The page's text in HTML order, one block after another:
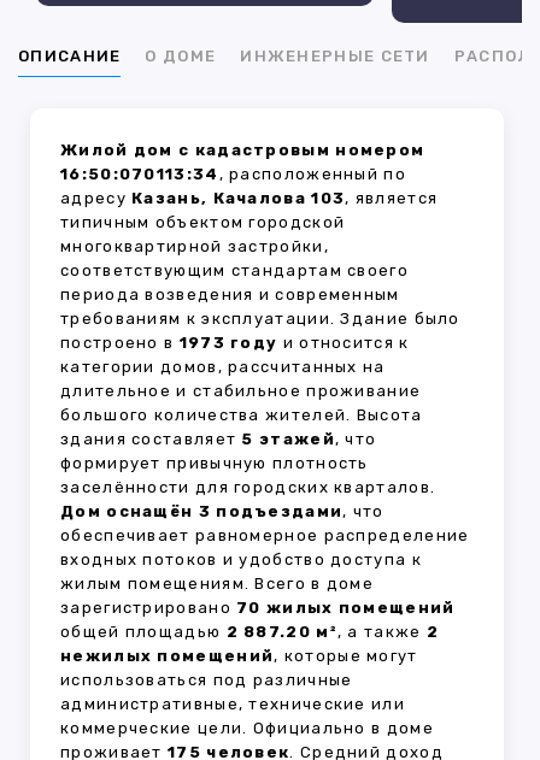
ОПИСАНИЕ О ДОМЕ ИНЖЕНЕРНЫЕ СЕТИ
Жилой дом с кадастровым номером
16:50:070113:34 , расположенный по
адресу Казань, Качалова 103, является
типичным объектом городской
многоквартирной застройки,
соответствующим стандартам своего
периода возведения и современным
требованиям к эксплуатации. Здание было
построено в 1973 году и относится к
категории домов, рассчитанных на
длительное и стабильное проживание
большого количества жителей. Высота
здания составляет 5 этажей, что
формирует привычную плотность
заселённости для городских кварталов.
Дом оснащён 3 подъездами, что
обеспечивает равномерное распределение
входных потоков и удобство доступа к
жилым помещениям. Всего в доме
зарегистрировано 70 жилых помещений
общей площадью 2 887.20 м², а также 2
нежилых помещений, которые могут
использоваться под различные
административные, технические или
коммерческие цели. Официально в доме
проживает 175 человек. Средний доход